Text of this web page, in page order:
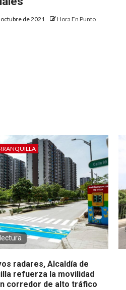
de 2021 Hora En Punto
radares, Alcaldía de
refuerza la movilidad
corredor de alto tráfico